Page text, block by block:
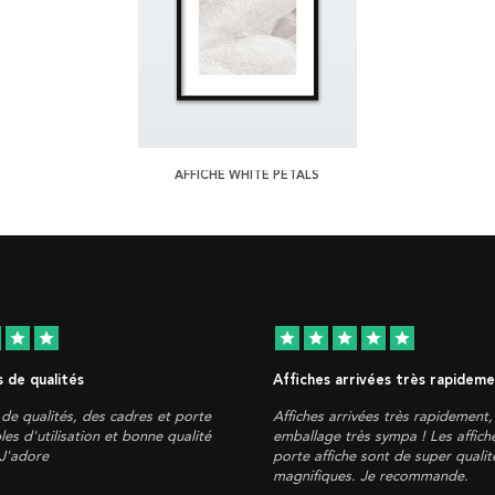
AFFICHE WHITE PETALS
star star
de qualités
qualités, des cadres et porte
d'utilisation et bonne qualité
star star star star star
Affiches arrivées très
Affiches arrivées très
emballage très sympa ! Les
porte affiche sont de super
magnifiques. Je recommande.